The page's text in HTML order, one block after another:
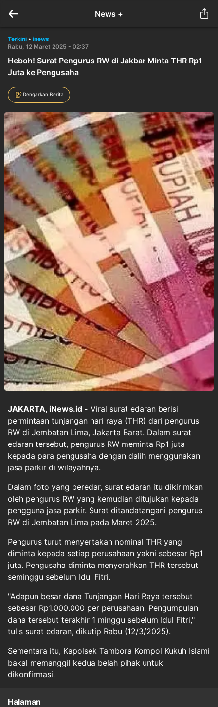
News +
Terkini • inews
Rabu, 12 Maret 2025 - 02:37
Heboh! Surat Pengurus RW di Jakbar Minta THR Rp1
Juta ke Pengusaha
Dengarkan Berita
JAKARTA, iNews.id - Viral surat edaran berisi
permintaan tunjangan hari raya (THR) dari pengurus
RW di Jembatan Lima, Jakarta Barat. Dalam surat
edaran tersebut, pengurus RW meminta Rp1 juta
kepada para pengusaha dengan dalih menggunakan
jasa parkir di wilayahnya.
Dalam foto yang beredar, surat edaran itu dikirimkan
oleh pengurus RW yang kemudian ditujukan kepada
pengguna jasa parkir. Surat ditandatangani pengurus
RW di Jembatan Lima pada Maret 2025.
Pengurus turut menyertakan nominal THR yang
diminta kepada setiap perusahaan yakni sebesar Rp1
juta. Pengusaha diminta menyerahkan THR tersebut
seminggu sebelum Idul Fitri.
"Adapun besar dana Tunjangan Hari Raya tersebut
sebesar Rp1.000.000 per perusahaan. Pengumpulan
dana tersebut terakhir 1 minggu sebelum Idul Fitri,"
tulis surat edaran, dikutip Rabu (12/3/2025).
Sementara itu, Kapolsek Tambora Kompol Kukuh Islami
bakal memanggil kedua belah pihak untuk
dikonfirmasi.
Halaman